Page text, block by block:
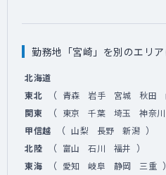
勤務地「宮崎」を別のエリ
北海道
東北
（ 青森 岩手 宮城 秋田
関東 （ 東京 千葉 埼玉 神奈川
甲信越 （ 山梨 長野 新潟 ）
北陸 （ 富山 石川 福井 ）
東海 （ 愛知 岐阜 静岡 三重 ）